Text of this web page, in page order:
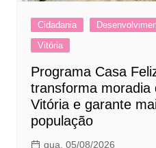
Cidadania
Vitória
Programa Casa
transforma moradia
Vitória e garante
população
qua, 05/08/2026